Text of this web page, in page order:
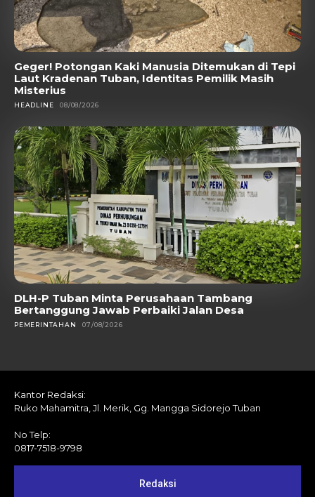
Geger! Potongan Kaki Manusia Ditemukan di Tepi
Laut Kradenan Tuban, Identitas Pemilik Masih
Misterius
HEADLINE 08/08/2026
DLH-P Tuban Minta Perusahaan Tambang
Bertanggung Jawab Perbaiki Jalan Desa
PEMERINTAHAN 07/08/2026
Kantor Redaksi:
Ruko Mahamitra, Jl. Merik, Gg. Mangga Sidorejo Tuban
No Telp:
0817-7518-9798
Redaksi